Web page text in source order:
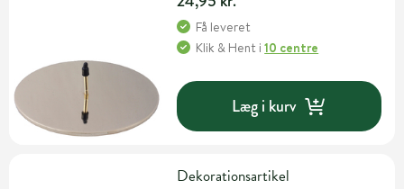
Få leveret
Klik & Hent i10 centre
Læg i kurv
Dekorationsartikel